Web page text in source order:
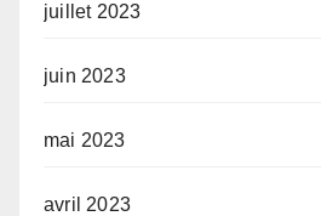
juillet 2023
juin 2023
mai 2023
avril 2023